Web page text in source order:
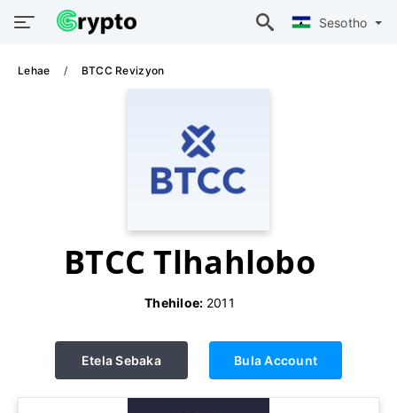
Sesotho
Lehae BTCC Revizyon
BTCC Tlhahlobo
Thehiloe: 2011
Etela Sebaka Bula Account